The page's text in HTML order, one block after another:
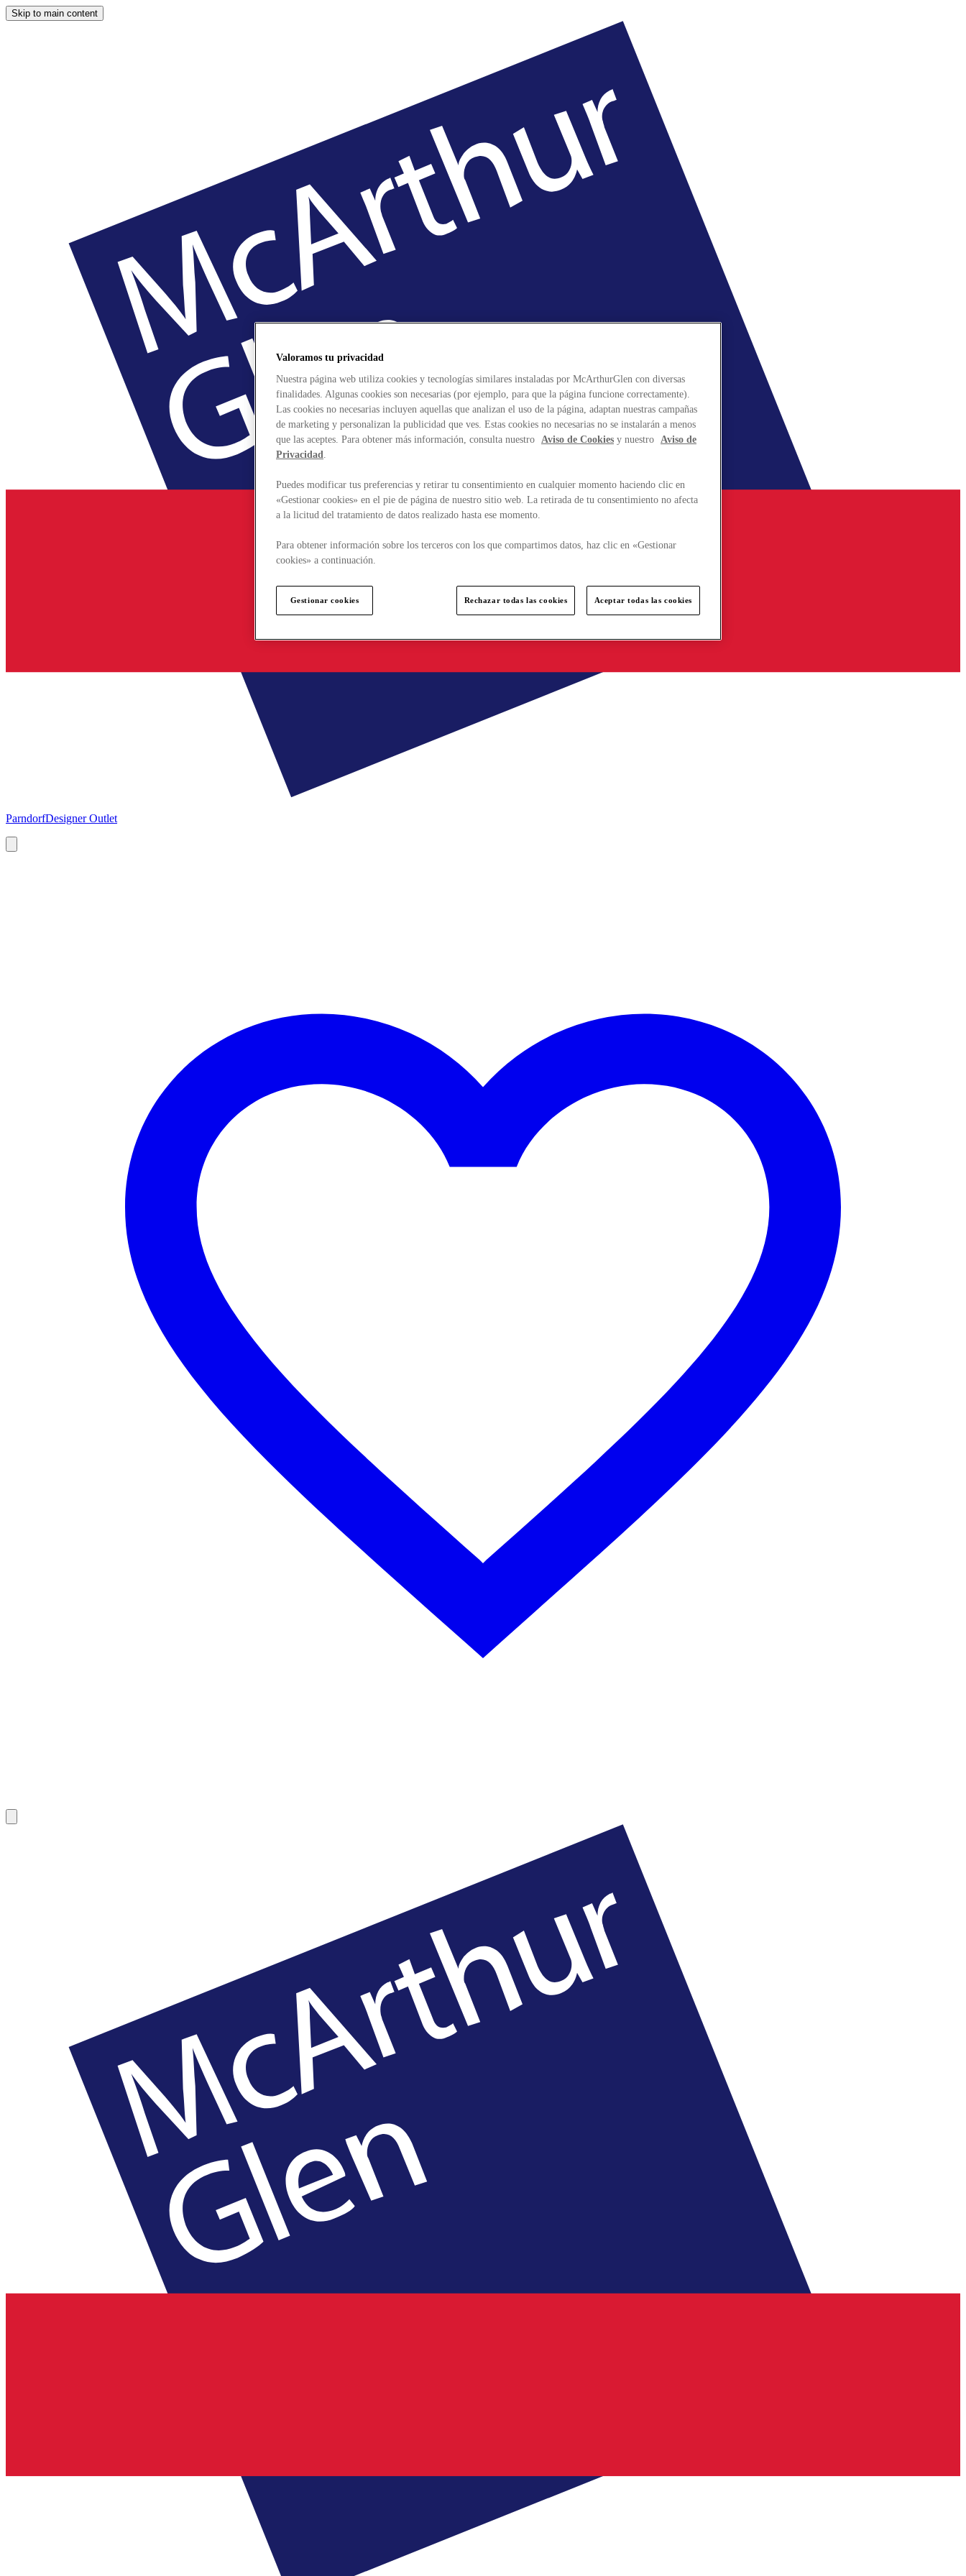
Skip to main content
ParndorfDesigner Outlet
Valoramos tu privacidad
Nuestra página web utiliza cookies y tecnologías similares instaladas por McArthurGlen con diversas
finalidades. Algunas cookies son necesarias (por ejemplo, para que la página funcione correctamente).
Las cookies no necesarias incluyen aquellas que analizan el uso de la página, adaptan nuestras campañas
de marketing y personalizan la publicidad que ves. Estas cookies no necesarias no se instalarán a menos
que las aceptes. Para obtener más información, consulta nuestro Aviso de Cookies y nuestro Aviso de
Privacidad.
Puedes modificar tus preferencias y retirar tu consentimiento en cualquier momento haciendo clic en
«Gestionar cookies» en el pie de página de nuestro sitio web. La retirada de tu consentimiento no afecta
a la licitud del tratamiento de datos realizado hasta ese momento.
Para obtener información sobre los terceros con los que compartimos datos, haz clic en «Gestionar
cookies» a continuación.
Gestionar cookies Rechazar todas las cookies Aceptar todas las cookies